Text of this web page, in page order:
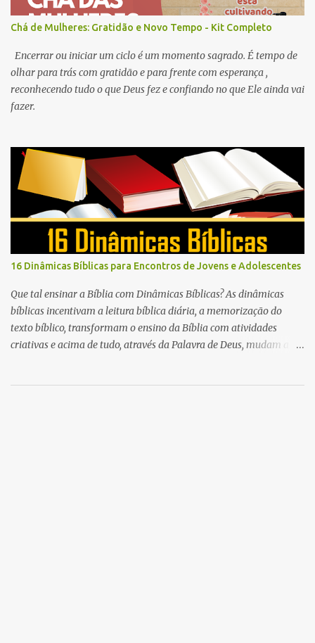
Chá de Mulheres: Gratidão e Novo Tempo - Kit Completo
Encerrar ou iniciar um ciclo é um momento sagrado. É tempo de
olhar para trás com gratidão e para frente com esperança ,
reconhecendo tudo o que Deus fez e confiando no que Ele ainda vai
fazer.
16 Dinâmicas Bíblicas para Encontros de Jovens e Adolescentes
Que tal ensinar a Bíblia com Dinâmicas Bíblicas? As dinâmicas
bíblicas incentivam a leitura bíblica diária, a memorização do
texto bíblico, transformam o ensino da Bíblia com atividades
criativas e acima de tudo, através da Palavra de Deus, mudam a